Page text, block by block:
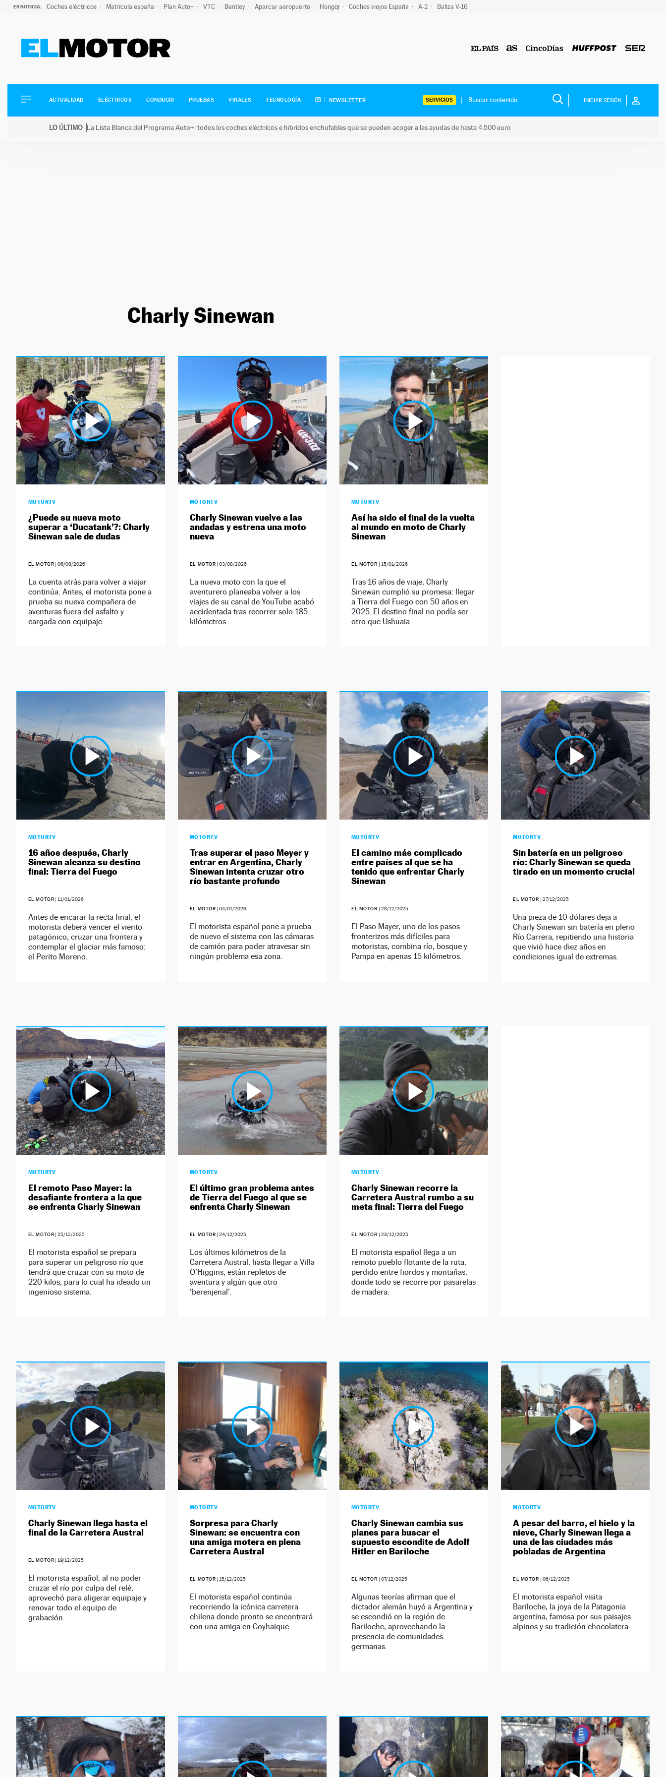
ES NOTICIA: Coches eléctricos Matrícula españa Plan Auto+ VTC Bentley Aparcar aeropuerto Hongqi Coches viejos España A-2 Baliza V-16
ELÉCTRICOS
CONDUCIR
ACTUALIDAD ELÉCTRICOS CONDUCIR PRUEBAS VIRALES TECNOLOGÍA NEWSLETTER SERVICIOS INICIAR SESIÓN
LO ÚLTIMO La Lista Blanca del Programa Auto+: todos los coches eléctricos e híbridos enchufables que se pueden acoger a las ayudas de hasta 4.500 euro
Charly Sinewan
MOTORTV
¿Puede su nueva moto
superar a ‘Ducatank’?: Charly
Sinewan sale de dudas
EL MOTOR |06/08/2026
La cuenta atrás para volver a viajar
continúa. Antes, el motorista pone a
prueba su nueva compañera de
aventuras fuera del asfalto y
cargada con equipaje.
MOTORTV
Charly Sinewan vuelve a las
andadas y estrena una moto
nueva
EL MOTOR |03/08/2026
La nueva moto con la que el
aventurero planeaba volver a los
viajes de su canal de YouTube acabó
accidentada tras recorrer solo 185
kilómetros.
MOTORTV
Así ha sido el final de la vuelta
al mundo en moto de Charly
Sinewan
EL MOTOR | 15/01/2026
Tras 16 años de viaje, Charly
Sinewan cumplió su promesa: llegar
a Tierra del Fuego con 50 años en
2025. El destino final no podía ser
otro que Ushuaia.
MOTORTV
16 años después, Charly
Sinewan alcanza su destino
final: Tierra del Fuego
EL MOTOR | 11/01/2026
Antes de encarar la recta final, el
motorista deberá vencer el viento
patagónico, cruzar una frontera y
contemplar el glaciar más famoso:
el Perito Moreno.
MOTORTV
Tras superar el paso Meyer y
entrar en Argentina, Charly
Sinewan intenta cruzar otro
río bastante profundo
EL MOTOR |04/01/2026
El motorista español pone a prueba
de nuevo el sistema con las cámaras
de camión para poder atravesar sin
ningún problema esa zona.
MOTORTV
El camino más complicado
entre países al que se ha
tenido que enfrentar Charly
Sinewan
EL MOTOR | 28/12/2025
El Paso Mayer, uno de los pasos
fronterizos más difíciles para
motoristas, combina río, bosque y
Pampa en apenas 15 kilómetros.
MOTORTV
Sin batería en un peligroso
río: Charly Sinewan se queda
tirado en un momento crucial
EL MOTOR | 27/12/2025
Una pieza de 10 dólares deja a
Charly Sinewan sin batería en pleno
Río Carrera, repitiendo una historia
que vivió hace diez años en
condiciones igual de extremas.
MOTORTV
El remoto Paso Mayer: la
desafiante frontera a la que
se enfrenta Charly Sinewan
EL MOTOR |25/12/2025
El motorista español se prepara
para superar un peligroso río que
tendrá que cruzar con su moto de
220 kilos, para lo cual ha ideado un
ingenioso sistema.
MOTORTV
El último gran problema antes
de Tierra del Fuego al que se
enfrenta Charly Sinewan
EL MOTOR |24/12/2025
Los últimos kilómetros de la
Carretera Austral, hasta llegar a Villa
O’Higgins, están repletos de
aventura y algún que otro
‘berenjenal’.
MOTORTV
Charly Sinewan recorre la
Carretera Austral rumbo a su
meta final: Tierra del Fuego
EL MOTOR | 23/12/2025
El motorista español llega a un
remoto pueblo flotante de la ruta,
perdido entre fiordos y montañas,
donde todo se recorre por pasarelas
de madera.
MOTORTV
Charly Sinewan llega hasta el
final de la Carretera Austral
EL MOTOR | 19/12/2025
El motorista español, al no poder
cruzar el río por culpa del relé,
aprovechó para aligerar equipaje y
renovar todo el equipo de
grabación.
MOTORTV
Sorpresa para Charly
Sinewan: se encuentra con
una amiga motera en plena
Carretera Austral
EL MOTOR | 15/12/2025
El motorista español continúa
recorriendo la icónica carretera
chilena donde pronto se encontrará
con una amiga en Coyhaique.
MOTORTV
Charly Sinewan cambia sus
planes para buscar el
supuesto escondite de Adolf
Hitler en Bariloche
EL MOTOR | 07/12/2025
Algunas teorías afirman que el
dictador alemán huyó a Argentina y
se escondió en la región de
Bariloche, aprovechando la
presencia de comunidades
germanas.
MOTORTV
A pesar del barro, el hielo y la
nieve, Charly Sinewan llega a
una de las ciudades más
pobladas de Argentina
EL MOTOR | 06/12/2025
El motorista español visita
Bariloche, la joya de la Patagonia
argentina, famosa por sus paisajes
alpinos y su tradición chocolatera.